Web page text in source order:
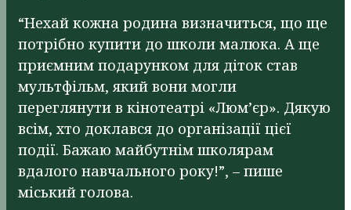
“Нехай кожна родина визначиться, що ще
потрібно купити до школи малюка. А ще
приємним подарунком для діток став
мультфільм, який вони могли
переглянути в кінотеатрі «Люм’єр». Дякую
всім, хто доклався до організації цієї
події. Бажаю майбутнім школярам
вдалого навчального року!”, – пише
міський голова.